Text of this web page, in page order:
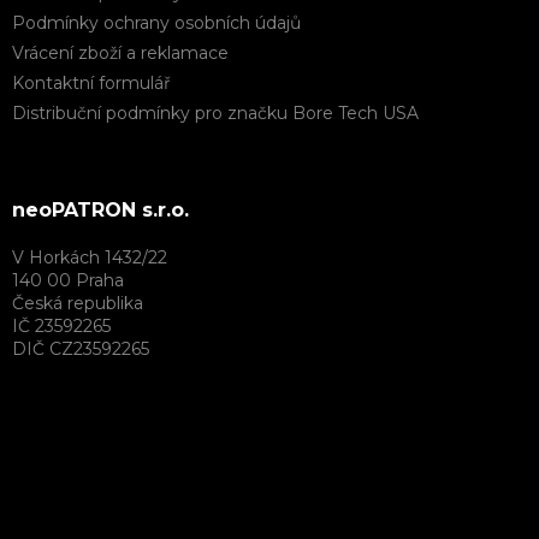
Podmínky ochrany osobních údajů
Vrácení zboží a reklamace
Kontaktní formulář
Distribuční podmínky pro značku Bore Tech USA
neoPATRON s.r.o.
V Horkách 1432/22
140 00 Praha
Česká republika
IČ 23592265
DIČ CZ23592265